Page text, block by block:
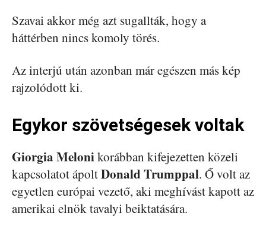
Szavai akkor még azt sugallták, hogy a
háttérben nincs komoly törés.
Az interjú után azonban már egészen más kép
rajzolódott ki.
Egykor szövetségesek voltak
Giorgia Melonikorábban kifejezetten közeli
kapcsolatot ápoltDonald Trumppal. Ő volt az
egyetlen európai vezető, aki meghívást kapott az
amerikai elnök tavalyi beiktatására.